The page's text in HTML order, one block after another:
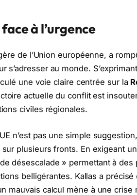
à l’urgence
de l’Union européenne, a
au monde.
une voie claire centrée sur la
actuelle du conflit est
civiles régionales.
n’est pas une simple
plusieurs fronts. En exigeant
désescalade » permettant à des
belligérantes. Kallas a précisé
mauvais calcul mène à une crise